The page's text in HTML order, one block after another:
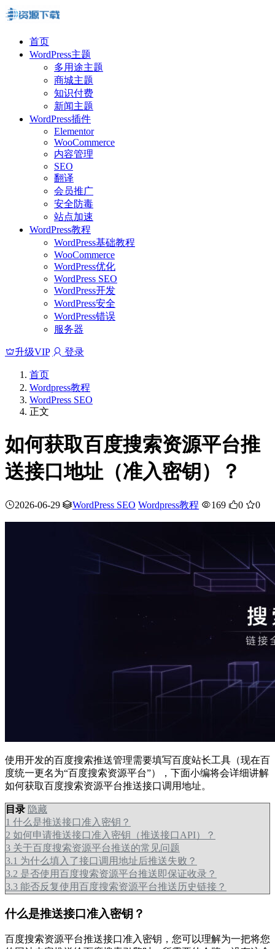
首页
WordPress主题
多用途主题
商城主题
知识付费
新闻主题
WordPress插件
Elementor
WooCommerce
内容管理
SEO
翻译
会员推广
安全防毒
站点加速
WordPress教程
WordPress基础教程
WooCommerce
WordPress优化
WordPress SEO
WordPress开发
WordPress安全
WordPress错误
服务器
升级VIP 登录
首页
Wordpress教程
WordPress SEO
正文
如何获取百度搜索资源平台推
送接口地址（准入密钥）？
2026-06-29 WordPress SEO Wordpress教程 169 0 0
使用开发的百度搜索推送管理需要填写百度站长工具（现在百
度统一更名为“百度搜索资源平台”），下面小编将会详细讲解
如何获取百度搜索资源平台推送接口调用地址。
目录 隐藏
1 什么是推送接口准入密钥？
2 如何申请推送接口准入密钥（推送接口API）？
3 关于百度搜索资源平台推送的常见问题
3.1 为什么填入了接口调用地址后推送失败？
3.2 是否使用百度搜索资源平台推送即保证收录？
3.3 能否反复使用百度搜索资源平台推送历史链接？
什么是推送接口准入密钥？
百度搜索资源平台推送接口准入密钥，您可以理解为一把将您